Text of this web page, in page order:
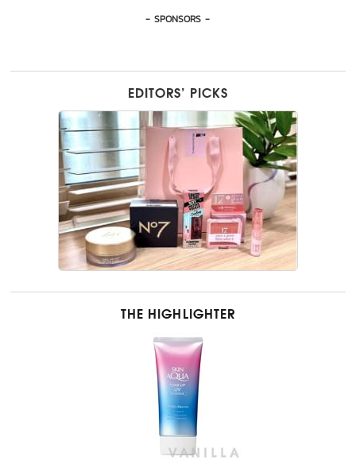
- SPONSORS -
EDITORS’ PICKS
THE HIGHLIGHTER